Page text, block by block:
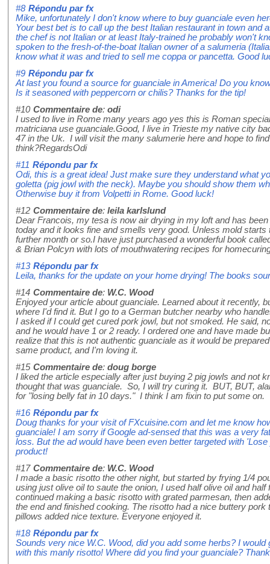
#8 Répondu parfx
Mike, unfortunately I don't know where to buy guanciale even
Your best bet is to call up the best Italian restaurant in town and
the chef is not Italian or at least Italy-trained he probably won't
spoken to the fresh-of-the-boat Italian owner of a salumeria
know what it was and tried to sell me coppa or pancetta. Good
#9 Répondu parfx
At last you found a source for guanciale in America! Do you
Is it seasoned with peppercorn or chilis? Thanks for the tip!
#10 Commentaire de: odi
I used to live in Rome many years ago yes this is Roman
matriciana use guanciale.Good, I live in Trieste my native city
47 in the Uk. I will visit the many salumerie here and hope to
think?RegardsOdi
#11 Répondu parfx
Odi, this is a great idea! Just make sure they understand what
goletta (pig jowl with the neck). Maybe you should show them
Otherwise buy it from Volpetti in Rome. Good luck!
#12 Commentaire de: leila karlslund
Dear Francois, my tesa is now air drying in my loft and has
today and it looks fine and smells very good. Unless mold starts
further month or so.I have just purchased a wonderful book
& Brian Polcyn with lots of mouthwatering recipes for
#13 Répondu parfx
Leila, thanks for the update on your home drying! The books
#14 Commentaire de: W.C. Wood
Enjoyed your article about guanciale. Learned about it recently,
where I'd find it. But I go to a German butcher nearby who
I asked if I could get cured pork jowl, but not smoked. He said,
and he would have 1 or 2 ready. I ordered one and have made
realize that this is not authentic guanciale as it would be
same product, and I'm loving it.
#15 Commentaire de: doug borge
I liked the article especially after just buying 2 pig jowls and not
thought that was guanciale. So, I will try curing it. BUT, BUT,
for "losing belly fat in 10 days." I think I am fixin to put some on.
#16 Répondu parfx
Doug thanks for your visit of FXcuisine.com and let me know
guanciale! I am sorry if Google ad-sensed that this was a very
loss. But the ad would have been even better targeted with
product!
#17 Commentaire de: W.C. Wood
I made a basic risotto the other night, but started by frying 1/4
using just olive oil to saute the onion, I used half olive oil and
continued making a basic risotto with grated parmesan, then
the end and finished cooking. The risotto had a nice buttery pork
pillows added nice texture. Everyone enjoyed it.
#18 Répondu parfx
Sounds very nice W.C. Wood, did you add some herbs? I
with this manly risotto! Where did you find your guanciale?